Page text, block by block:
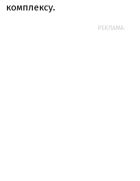
комплексу.
РЕКЛАМА: